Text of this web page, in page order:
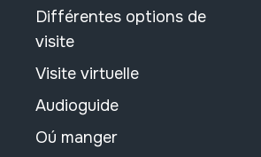
Différentes options de
visite
Visite virtuelle
Audioguide
Oú manger